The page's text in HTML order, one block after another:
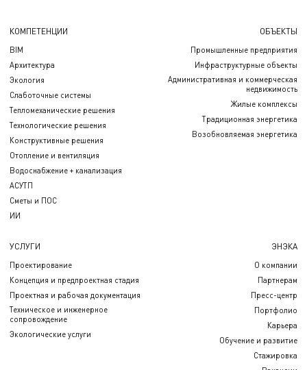
КОМПЕТЕНЦИИ
BIM
Архитектура
Экология
Слаботочные системы
Тепломеханические решения
Технологические решения
Конструктивные решения
Отопление и вентиляция
Водоснабжение + канализация
АСУТП
Сметы и ПОС
ИИ
ОБЪЕКТЫ
Промышленные предприятия
Инфраструктурные объекты
Административная и коммерческая
недвижимость
Жилые комплексы
Традиционная энергетика
Возобновляемая энергетика
УСЛУГИ
Проектирование
Концепция и предпроектная стадия
Проектная и рабочая документация
Техническое и инженерное
сопровождение
Экологические услуги
ЭНЭКА
О компании
Партнерам
Пресс-центр
Портфолио
Карьера
Обучение и развитие
Стажировка